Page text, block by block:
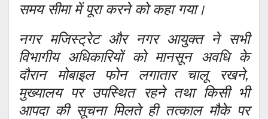
समय सीमा में पूरा करने को कहा गया।
नगर मजिस्ट्रेट और नगर आयुक्त ने सभी
विभागीय अधिकारियों को मानसून अवधि के
दौरान मोबाइल फोन लगातार चालू रखने,
मुख्यालय पर उपस्थित रहने तथा किसी भी
आपदा की सूचना मिलते ही तत्काल मौके पर